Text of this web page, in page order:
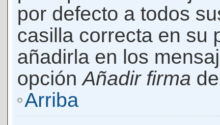
por defecto a todos
casilla correcta en su
añadirla en los
opciónAñadir firma
Arriba